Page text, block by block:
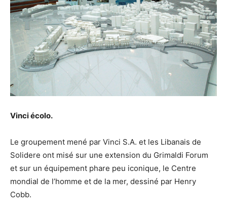
Vinci écolo.
Le groupement mené par Vinci S.A. et les Libanais de
Solidere ont misé sur une extension du Grimaldi Forum
et sur un équipement phare peu iconique, le Centre
mondial de l’homme et de la mer, dessiné par Henry
Cobb.